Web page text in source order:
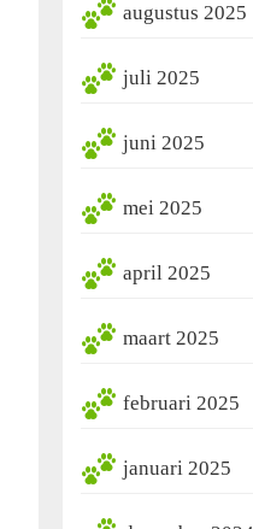
augustus 2025
juli 2025
juni 2025
mei 2025
april 2025
maart 2025
februari 2025
januari 2025